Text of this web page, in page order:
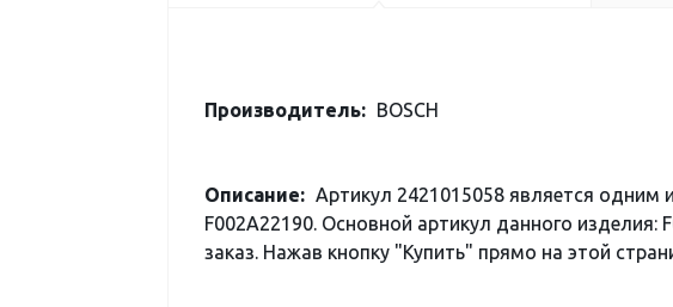
Производитель: BOSCH
Описание: Артикул 2421015058 является
F002A22190. Основной артикул данного изделия:
заказ. Нажав кнопку "Купить" прямо на этой